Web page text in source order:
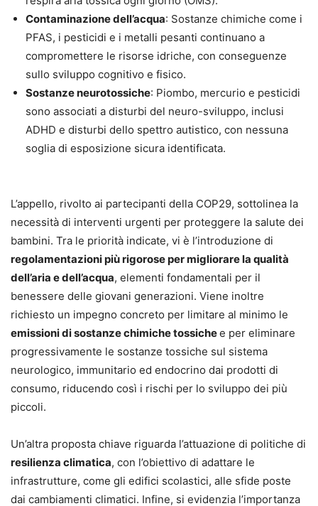
Contaminazione dell’acqua: Sostanze chimiche come i
PFAS, i pesticidi e i metalli pesanti continuano a
compromettere le risorse idriche, con conseguenze
sullo sviluppo cognitivo e fisico.
Sostanze neurotossiche: Piombo, mercurio e pesticidi
sono associati a disturbi del neuro-sviluppo, inclusi
ADHD e disturbi dello spettro autistico, con nessuna
soglia di esposizione sicura identificata.
L’appello, rivolto ai partecipanti della COP29, sottolinea la
necessità di interventi urgenti per proteggere la salute dei
bambini. Tra le priorità indicate, vi è l’introduzione di
regolamentazioni più rigorose per migliorare la qualità
dell’aria e dell’acqua, elementi fondamentali per il
benessere delle giovani generazioni. Viene inoltre
richiesto un impegno concreto per limitare al minimo le
emissioni di sostanze chimiche tossichee per eliminare
progressivamente le sostanze tossiche sul sistema
neurologico, immunitario ed endocrino dai prodotti di
consumo, riducendo così i rischi per lo sviluppo dei più
piccoli.
Un’altra proposta chiave riguarda l’attuazione di politiche di
resilienza climatica, con l’obiettivo di adattare le
infrastrutture, come gli edifici scolastici, alle sfide poste
dai cambiamenti climatici. Infine, si evidenzia l’importanza